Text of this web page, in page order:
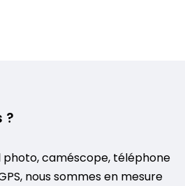
?
caméscope, téléphone
nous sommes en mesure